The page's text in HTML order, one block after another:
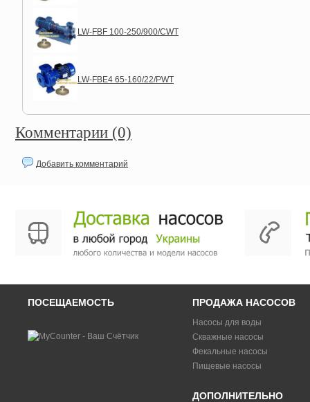
LW-FBF 100-250/900/CWT
LW-FBE4 65-160/22/PWT
Комментарии (0)
Добавить комментарий
ПОСЕЩАЕМОСТЬ ПРОДАЖА НАСОСОВ
Насосы для воды
Скважные насосы
Фекальные насосы
Пищевые насосы
ДОПОЛНИТЕЛЬНО